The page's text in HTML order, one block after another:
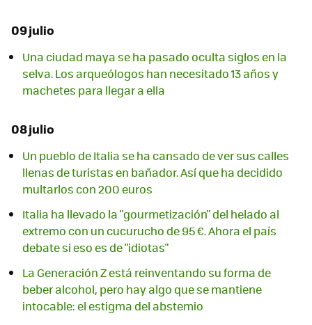
09 julio
Una ciudad maya se ha pasado oculta siglos en la
selva. Los arqueólogos han necesitado 13 años y
machetes para llegar a ella
08 julio
Un pueblo de Italia se ha cansado de ver sus calles
llenas de turistas en bañador. Así que ha decidido
multarlos con 200 euros
Italia ha llevado la "gourmetización" del helado al
extremo con un cucurucho de 95 €. Ahora el país
debate si eso es de "idiotas"
La Generación Z está reinventando su forma de
beber alcohol, pero hay algo que se mantiene
intocable: el estigma del abstemio